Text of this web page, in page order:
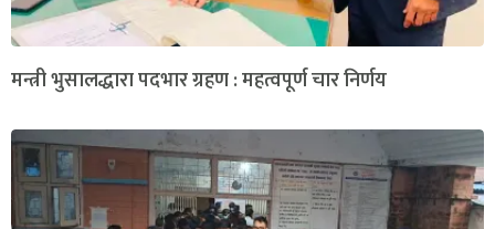
मन्त्री भुसालद्धारा पदभार ग्रहण : महत्वपूर्ण चार निर्णय